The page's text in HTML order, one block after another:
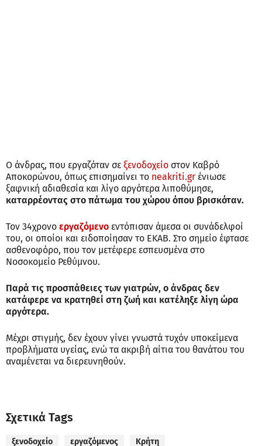
Ο άνδρας, που εργαζόταν σε ξενοδοχείο στον Καβρό
Αποκορώνου, όπως επισημαίνει το neakriti.gr ένιωσε
ξαφνική αδιαθεσία και λίγο αργότερα λιποθύμησε,
καταρρέοντας στο πάτωμα του χώρου όπου βρισκόταν.
Τον 34χρονο εργαζόμενο εντόπισαν άμεσα οι συνάδελφοί
του, οι οποίοι και ειδοποίησαν το ΕΚΑΒ. Στο σημείο έφτασε
ασθενοφόρο, που τον μετέφερε εσπευσμένα στο
Νοσοκομείο Ρεθύμνου.
Παρά τις προσπάθειες των γιατρών, ο άνδρας δεν
κατάφερε να κρατηθεί στη ζωή και κατέληξε λίγη ώρα
αργότερα.
Μέχρι στιγμής, δεν έχουν γίνει γνωστά τυχόν υποκείμενα
προβλήματα υγείας, ενώ τα ακριβή αίτια του θανάτου του
αναμένεται να διερευνηθούν.
Σχετικά Tags
ξενοδοχείο εργαζόμενος Κρήτη